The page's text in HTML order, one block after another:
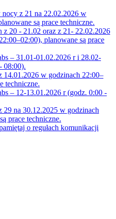
z 21 na 22.02.2026 w
są prace techniczne.
20 - 21.02 oraz z 21- 22.02.2026
planowane są prace
– 31.01-01.02.2026 r i 28.02-
08:00).
14.01.2026 w godzinach 22:00–
techniczne.
– 12-13.01.2026 r (godz. 0:00 -
na 30.12.2025 w godzinach
prace techniczne.
o regułach komunikacji